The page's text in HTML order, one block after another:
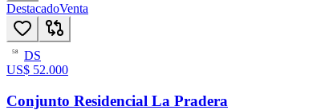
DestacadoVenta
58
DS
US$ 52.000
Conjunto Residencial La Pradera